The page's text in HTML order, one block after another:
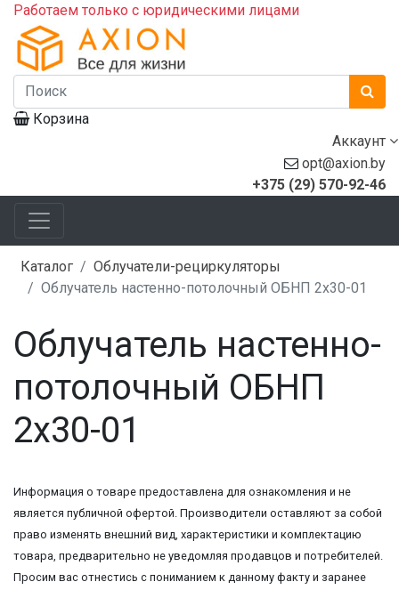
Работаем только с юридическими лицами
Корзина
Аккаунт
opt@axion.by
+375 (29) 570-92-46
Каталог
Облучатели-рециркуляторы
Облучатель настенно-потолочный ОБНП 2х30-01
Облучатель настенно-
потолочный ОБНП
2х30-01
Информация о товаре предоставлена для ознакомления и не
является публичной офертой. Производители оставляют за собой
право изменять внешний вид, характеристики и комплектацию
товара, предварительно не уведомляя продавцов и потребителей.
Просим вас отнестись с пониманием к данному факту и заранее